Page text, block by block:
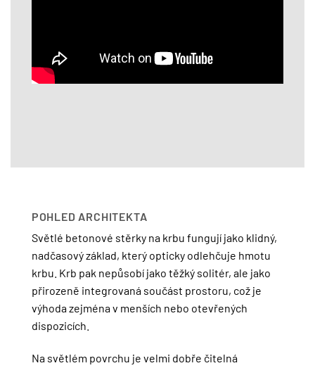
POHLED ARCHITEKTA
Světlé betonové stěrky na krbu fungují jako klidný,
nadčasový základ, který opticky odlehčuje hmotu
krbu. Krb pak nepůsobí jako těžký solitér, ale jako
přirozeně integrovaná součást prostoru, což je
výhoda zejména v menších nebo otevřených
dispozicích.
Na světlém povrchu je velmi dobře čitelná